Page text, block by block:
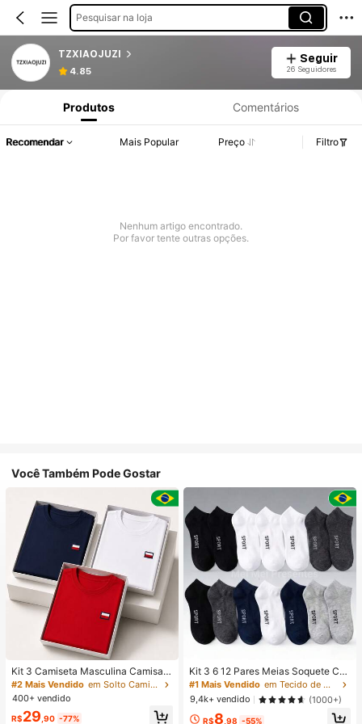
Pesquisar na loja
TZXIAOJUZI
4.85
Seguir
26 Seguidores
Produtos Comentários
Recomendar Mais Popular Preço Filtro
Nenhum artigo encontrado.
Por favor tente outras opções.
Você Também Pode Gostar
Kit 3 Camiseta Masculina Camisa
Malha Premium 100% Algodão Fio
30.1 Básica Modelo Tommi Confort
ável Varias Cores
#2 Mais Vendido
em Solto Camisetas masculinas
400+ vendido
R$29 ,90 -77%
Kit 3 6 12 Pares Meias Soquete Ca
no Curto Unissex Multicolorido 40-
46
#1 Mais Vendido
em Tecido de malha Meias masculinas até o tornozel
9,4k+ vendido
(1000+)
R$8 ,98 -55%